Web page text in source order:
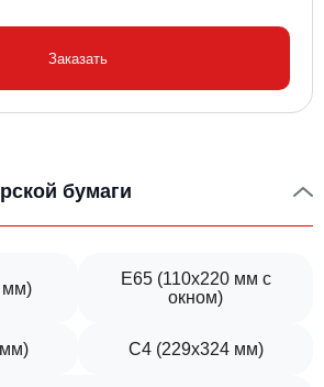
Заказать
бумаги
мм)
Е65 (110х220 мм с
окном)
С4 (229х324 мм)